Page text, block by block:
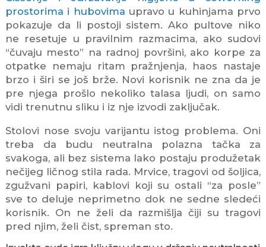
prostorima i hubovima upravo u kuhinjama prvo
pokazuje da li postoji sistem. Ako pultove niko
ne resetuje u pravilnim razmacima, ako sudovi
“čuvaju mesto” na radnoj površini, ako korpe za
otpatke nemaju ritam pražnjenja, haos nastaje
brzo i širi se još brže. Novi korisnik ne zna da je
pre njega prošlo nekoliko talasa ljudi, on samo
vidi trenutnu sliku i iz nje izvodi zaključak.
Stolovi nose svoju varijantu istog problema. Oni
treba da budu neutralna polazna tačka za
svakoga, ali bez sistema lako postaju produžetak
nečijeg ličnog stila rada. Mrvice, tragovi od šoljica,
zgužvani papiri, kablovi koji su ostali “za posle”
sve to deluje neprimetno dok ne sedne sledeći
korisnik. On ne želi da razmišlja čiji su tragovi
pred njim, želi čist, spreman sto.